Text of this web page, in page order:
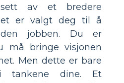
av et bredere
er valgt deg til å
jobben. Du er
må bringe visjonen
Men dette er bare
dine. Et